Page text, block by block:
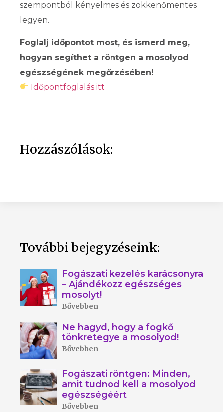
szempontból kényelmes és zökkenőmentes
legyen.
Foglalj időpontot most, és ismerd meg,
hogyan segíthet a röntgen a mosolyod
egészségének megőrzésében!
Időpontfoglalás itt
Hozzászólások:
További bejegyzéseink:
Fogászati kezelés karácsonyra
– Ajándékozz egészséges
mosolyt!
Bővebben
Ne hagyd, hogy a fogkő
tönkretegye a mosolyod!
Bővebben
Fogászati röntgen: Minden,
amit tudnod kell a mosolyod
egészségéért
Bővebben